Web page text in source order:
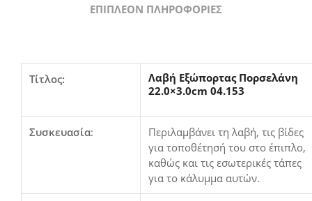
ΕΠΙΠΛΈΟΝ ΠΛΗΡΟΦΟΡΊΕΣ
Τίτλος:
Λαβή Εξώπορτας Πορσελάνη
22.0×3.0cm 04.153
Συσκευασία:
Περιλαμβάνει τη λαβή, τις βίδες
για τοποθέτησή του στο έπιπλο,
καθώς και τις εσωτερικές τάπες
για το κάλυμμα αυτών.